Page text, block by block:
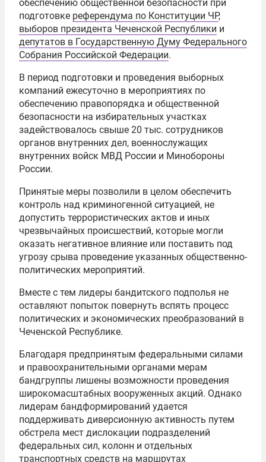
обеспечению общественной безопасности при
подготовке референдума по Конституции ЧР,
выборов президента Чеченской Республики и
депутатов в Государственную Думу Федерального
Собрания Российской Федерации.
В период подготовки и проведения выборных
компаний ежесуточно в мероприятиях по
обеспечению правопорядка и общественной
безопасности на избирательных участках
задействовалось свыше 20 тыс. сотрудников
органов внутренних дел, военнослужащих
внутренних войск МВД России и Минобороны
России.
Принятые меры позволили в целом обеспечить
контроль над криминогенной ситуацией, не
допустить террористических актов и иных
чрезвычайных происшествий, которые могли
оказать негативное влияние или поставить под
угрозу срыва проведение указанных общественно-
политических мероприятий.
Вместе с тем лидеры бандитского подполья не
оставляют попыток повернуть вспять процесс
политических и экономических преобразований в
Чеченской Республике.
Благодаря предпринятым федеральными силами
и правоохранительными органами мерам
бандгруппы лишены возможности проведения
широкомасштабных вооруженных акций. Однако
лидерам бандформирований удается
поддерживать диверсионную активность путем
обстрела мест дислокации подразделений
федеральных сил, колонн и отдельных
транспортных средств на маршрутах